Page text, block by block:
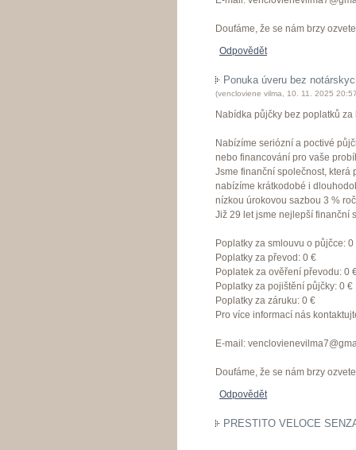
Doufáme, že se nám brzy
Odpovědět
Ponuka úveru bez
(vencloviene vilma 10. 11. 2025
Nabídka půjčky bez poplatků
Nabízíme seriózní a poctivé
nebo financování pro vaše
Jsme finanční společnost, která
nabízíme krátkodobé i
nízkou úrokovou sazbou 3 %
Již 29 let jsme nejlepší finanční
Poplatky za smlouvu o půjčce: 0
Poplatky za převod: 0 €
Poplatek za ověření převodu: 0
Poplatky za pojištění půjčky: 0 €
Poplatky za záruku: 0 €
Pro více informací nás
E-mail:
Doufáme, že se nám brzy
Odpovědět
PRESTITO VELOCE